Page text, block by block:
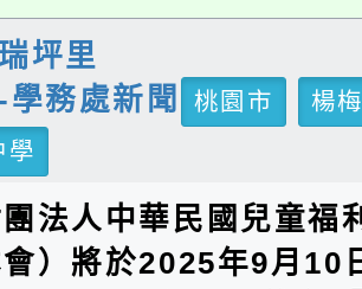
瑞坪里
務處新聞
桃園市
楊
學
法人中華民國兒童福
會）將於2025年9月10